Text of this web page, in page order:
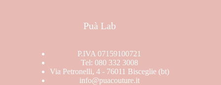
Puà Lab
P.IVA 07159100721
Tel: 080 332 3008
Via Petronelli, 4 - 76011 Bisceglie (bt)
info@puacouture.it